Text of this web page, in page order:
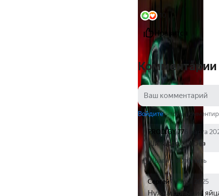
10
Нравится
Комментарии
Войдите, чтобы
PRODIGY 77 6 марта
Шикардос👍👍👍
Нравится Ответить
Сергей7 марта 2025
Нужны большие